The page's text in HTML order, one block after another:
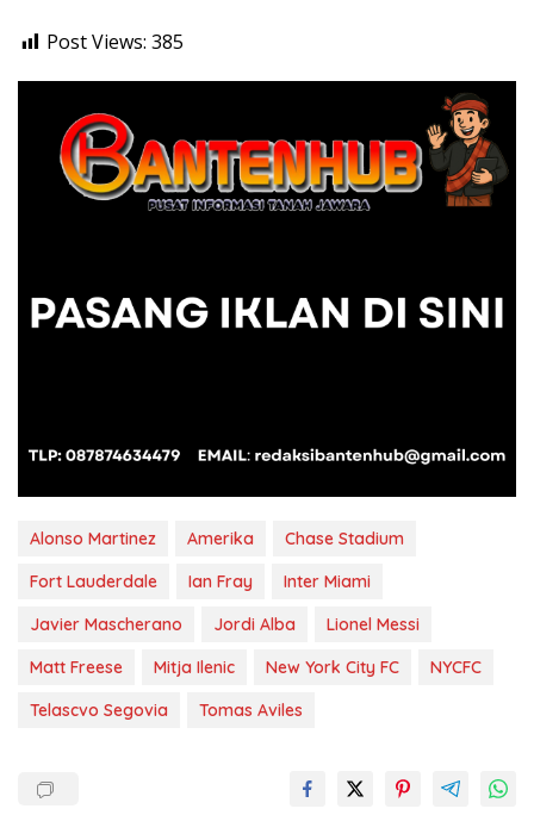
Post Views: 385
Alonso Martinez Amerika
Chase Stadium
Fort Lauderdale
Ian Fray
Inter Miami
Javier Mascherano
Jordi Alba
Lionel Messi
Matt Freese
Mitja Ilenic New York City FC
NYCFC
Telascvo Segovia
Tomas Aviles